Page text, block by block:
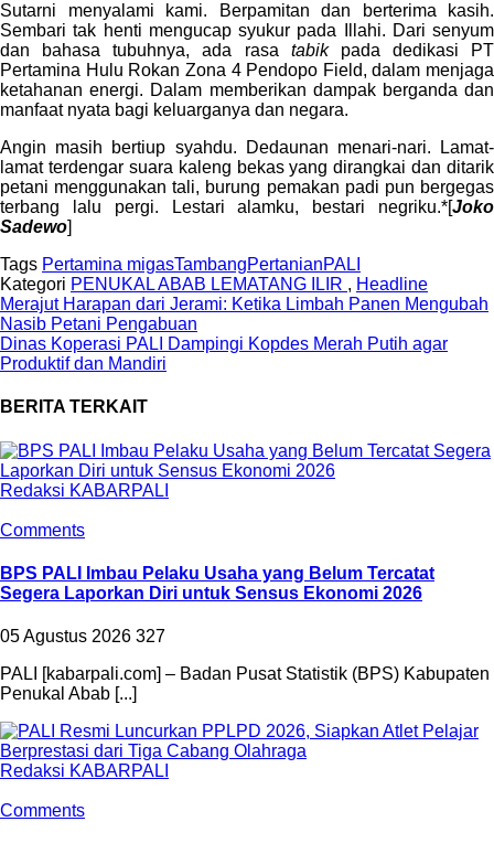
Sutarni menyalami kami. Berpamitan dan berterima kasih.
Sembari tak henti mengucap syukur pada Illahi. Dari senyum
dan bahasa tubuhnya, ada rasa tabikpada dedikasi PT
Pertamina Hulu Rokan Zona 4 Pendopo Field, dalam menjaga
ketahanan energi. Dalam memberikan dampak berganda dan
manfaat nyata bagi keluarganya dan negara.
Angin masih bertiup syahdu. Dedaunan menari-nari. Lamat-
lamat terdengar suara kaleng bekas yang dirangkai dan ditarik
petani menggunakan tali, burung pemakan padi pun bergegas
terbang lalu pergi. Lestari alamku, bestari negriku.*[Joko
Sadewo]
Tags Pertamina migasTambangPertanianPALI
Kategori PENUKAL ABAB LEMATANG ILIR , Headline
Merajut Harapan dari Jerami: Ketika Limbah Panen Mengubah
Nasib Petani Pengabuan
Dinas Koperasi PALI Dampingi Kopdes Merah Putih agar
Produktif dan Mandiri
BERITA TERKAIT
Redaksi KABARPALI
Comments
BPS PALI Imbau Pelaku Usaha yang Belum Tercatat
Segera Laporkan Diri untuk Sensus Ekonomi 2026
05 Agustus 2026 327
PALI [kabarpali.com] – Badan Pusat Statistik (BPS) Kabupaten
Penukal Abab [...]
Redaksi KABARPALI
Comments